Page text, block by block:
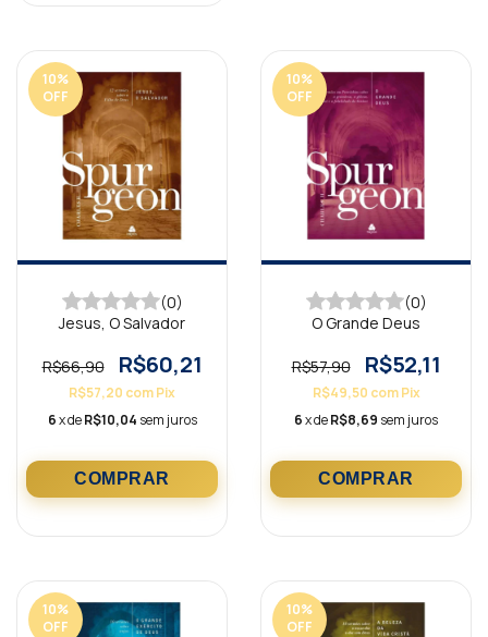
10%
OFF
(0)
Jesus, O Salvador
R$66,90 R$60,21
R$57,20 comPix
6x deR$10,04 sem juros
10%
OFF
(0)
O Grande Deus
R$57,90 R$52,11
R$49,50 com Pix
6x deR$8,69 sem juros
10%
OFF
10%
OFF